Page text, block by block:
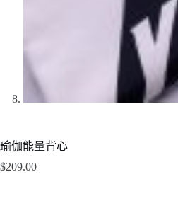
瑜伽能量背心
$209.00